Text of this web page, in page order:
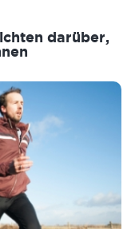
darüber,